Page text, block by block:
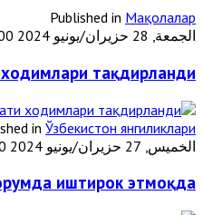
Published in Мақолалар
الجمعة, 28 حزيران/يونيو 2024 00:00
тақдирланди
in Ўзбекистон янгиликлари
الخميس, 27 حزيران/يونيو 2024 00:00
иштирок этмоқда